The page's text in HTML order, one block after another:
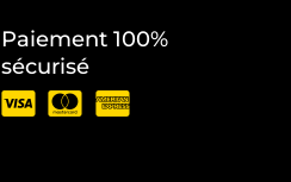
Paiement 100%
sécurisé